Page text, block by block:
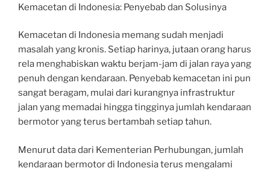
Kemacetan di Indonesia: Penyebab dan Solusinya
Kemacetan di Indonesia memang sudah menjadi
masalah yang kronis. Setiap harinya, jutaan orang harus
rela menghabiskan waktu berjam-jam di jalan raya yang
penuh dengan kendaraan. Penyebab kemacetan ini pun
sangat beragam, mulai dari kurangnya infrastruktur
jalan yang memadai hingga tingginya jumlah kendaraan
bermotor yang terus bertambah setiap tahun.
Menurut data dari Kementerian Perhubungan, jumlah
kendaraan bermotor di Indonesia terus mengalami